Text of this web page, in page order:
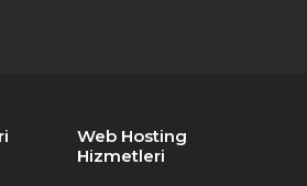
Web Hosting
Hizmetleri